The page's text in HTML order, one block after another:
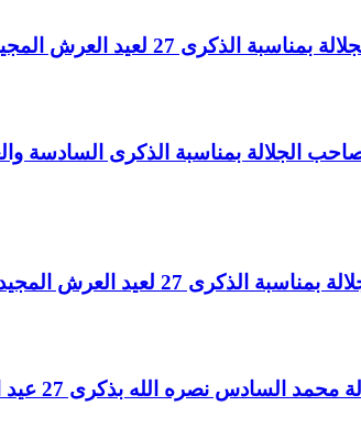
27 لعيد العرش المجيد.
صاحب الجلالة بمناسبة الذكرى
27 لعيد العرش المجيد
نصره الله بذكرى 27 عيد العرش المجيد